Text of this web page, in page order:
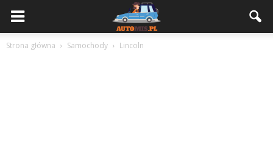
Strona główna Samochody Lincoln